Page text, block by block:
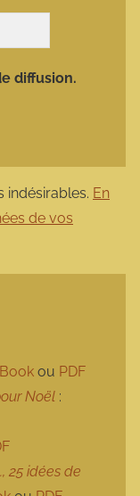
diffusion.
indésirables. En
de vos
ou PDF
Noël :
25 idées de